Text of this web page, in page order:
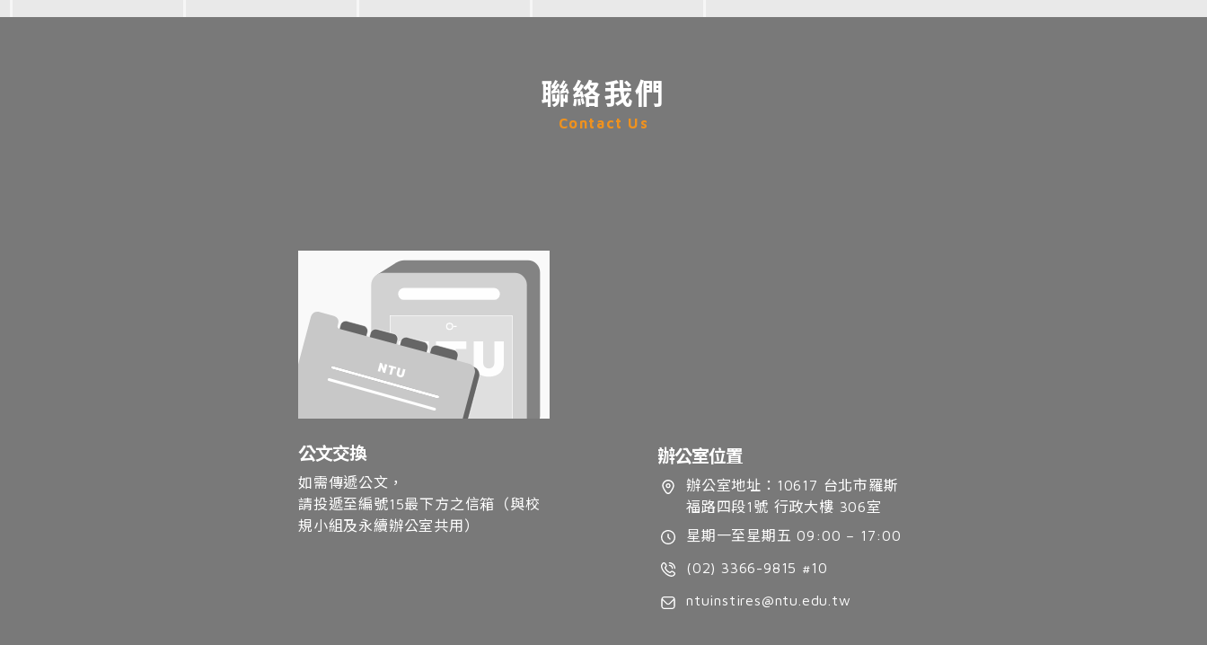
聯絡我們
Contact Us
公文交換
如需傳遞公文，
請投遞至編號15最下方之信箱（與校
規小組及永續辦公室共用）
辦公室位置
辦公室地址：10617 台北市羅斯
福路四段1號 行政大樓 306室
星期一至星期五 09:00 – 17:00
(02) 3366-9815 #10
ntuinstires@ntu.edu.tw